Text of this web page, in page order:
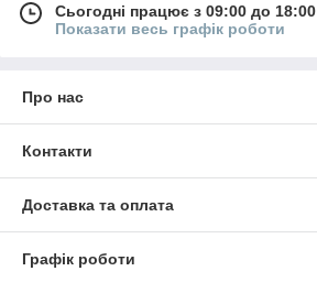
Сьогодні працює з 09:00 до 18:00
Показати весь графік роботи
Про нас
Контакти
Доставка та оплата
Графік роботи